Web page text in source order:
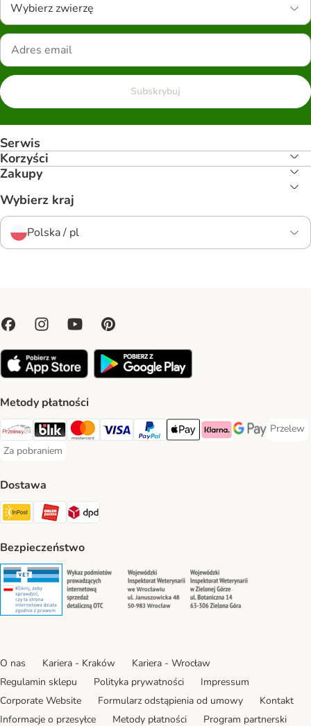
Wybierz zwierzę
Subskrybuj
Serwis
Korzyści
Zakupy
Wybierz kraj
Polska / pl
Metody płatności
Przelewy24 Payment Method
Blik Payment Method
MasterCard Payment Method
Visa Payment Method
PayPal Payment Method
Apple Pay Payment Method
Klarna Payment Method
Google Pay
Przelew
Przelew
Za pobraniem
Za pobraniem Payment Method
Dostawa
Paczkomat® Shipping Method
ORLEN Paczka Shipping Method
DPD Shipping Method
Bezpieczeństwo
Security Security Security
O nas Kariera - Kraków
Kariera - Wrocław
Regulamin sklepu
Polityka prywatności
Impressum
Corporate Website
Formularz odstąpienia od umowy
Kontakt
Informacje o przesyłce
Metody płatności Program partnerski